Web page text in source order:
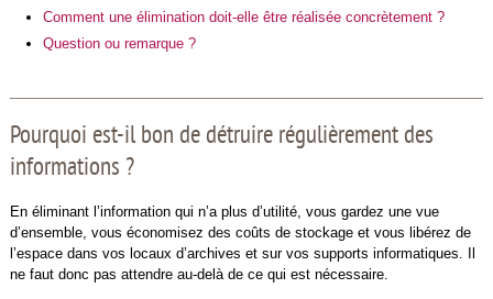
Comment une élimination doit-elle être réalisée concrètement ?
Question ou remarque ?
Pourquoi est-il bon de détruire régulièrement des
informations ?
En éliminant l’information qui n’a plus d’utilité, vous gardez une vue
d’ensemble, vous économisez des coûts de stockage et vous libérez de
l’espace dans vos locaux d’archives et sur vos supports informatiques. Il
ne faut donc pas attendre au-delà de ce qui est nécessaire.